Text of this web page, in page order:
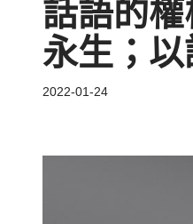
話語的
永生；
2022-01-24